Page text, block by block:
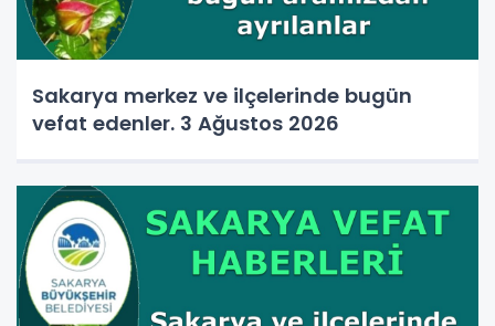
Sakarya merkez ve ilçelerinde bugün
vefat edenler. 3 Ağustos 2026